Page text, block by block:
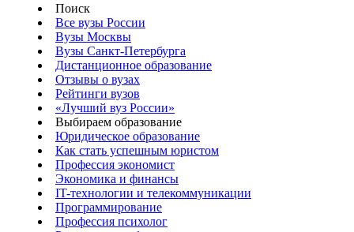
Поиск
Все вузы России
Вузы Москвы
Вузы Санкт-Петербурга
Дистанционное образование
Отзывы о вузах
Рейтинги вузов
«Лучший вуз России»
Выбираем образование
Юридическое образование
Как стать успешным юристом
Профессия экономист
Экономика и финансы
IT-технологии и телекоммуникации
Программирование
Профессия психолог